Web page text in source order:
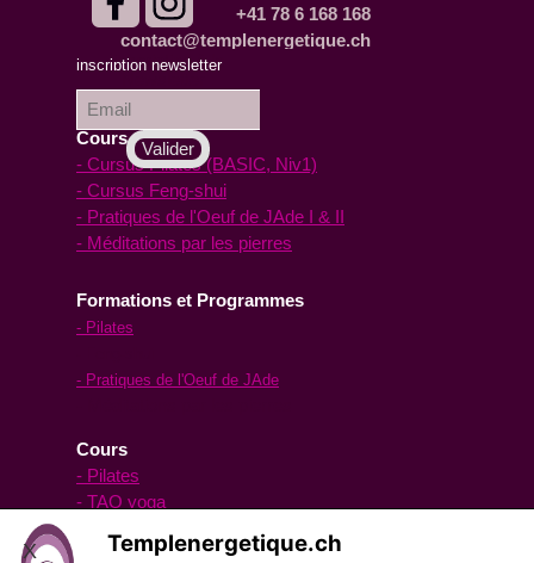
inscription à la
Cours
- Pilates
- TAO yoga
- pour les hommes
inscription newsletter
+41 78 6 168 168
contact@templenergetique.ch
Cours en ligne
- Cursus Pilates (BASIC, Niv1)
- Cursus Feng-shui
- Pratiques de l'Oeuf de JAde I & II
- Méditations par les pierres
Formations et Programmes
- Pilates
- Pratiques de l'Oeuf de JAde
Templenergetique.ch
X